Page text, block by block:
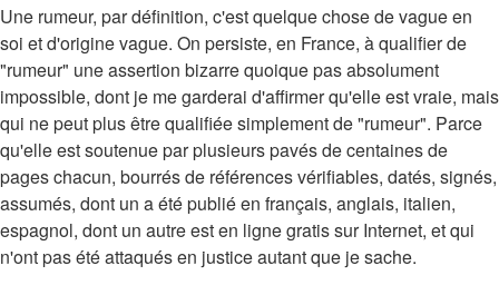
Une rumeur, par définition, c'est quelque chose de vague en
soi et d'origine vague. On persiste, en France, à qualifier de
"rumeur" une assertion bizarre quoique pas absolument
impossible, dont je me garderai d'affirmer qu'elle est vraie, mais
qui ne peut plus être qualifiée simplement de "rumeur". Parce
qu'elle est soutenue par plusieurs pavés de centaines de
pages chacun, bourrés de références vérifiables, datés, signés,
assumés, dont un a été publié en français, anglais, italien,
espagnol, dont un autre est en ligne gratis sur Internet, et qui
n'ont pas été attaqués en justice autant que je sache.